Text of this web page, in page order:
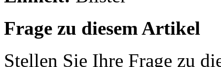
Frage zu diesem Artikel
Stellen Sie Ihre Frage zu